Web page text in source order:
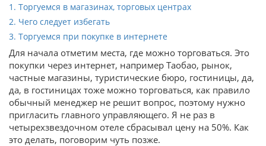
1. Торгуемся в магазинах, торговых центрах
2. Чего следует избегать
3. Торгуемся при покупке в интернете
Для начала отметим места, где можно торговаться. Это
покупки через интернет, например Таобао, рынок,
частные магазины, туристические бюро, гостиницы, да,
да, в гостиницах тоже можно торговаться, как правило
обычный менеджер не решит вопрос, поэтому нужно
пригласить главного управляющего. Я не раз в
четырехзвездочном отеле сбрасывал цену на 50%. Как
это делать, поговорим чуть позже.